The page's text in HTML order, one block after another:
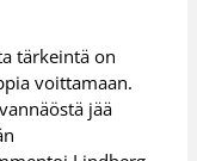
tärkeintä on
voittamaan.
jää